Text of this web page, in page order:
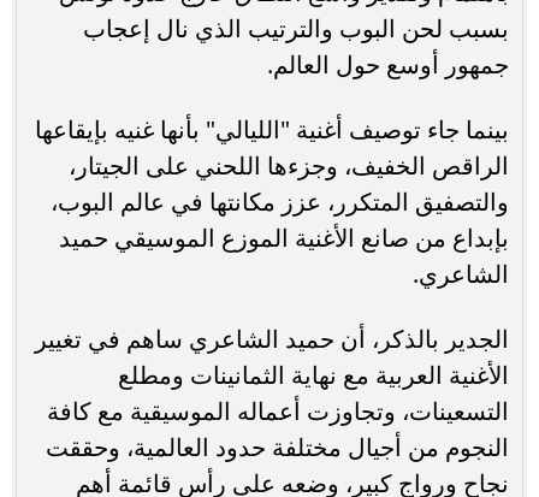
بسبب لحن البوب والترتيب الذي نال إعجاب
جمهور أوسع حول العالم.
بينما جاء توصيف أغنية "الليالي" بأنها غنيه بإيقاعها
الراقص الخفيف، وجزءها اللحني على الجيتار،
والتصفيق المتكرر، عزز مكانتها في عالم البوب،
بإبداع من صانع الأغنية الموزع الموسيقي حميد
الشاعري.
الجدير بالذكر، أن حميد الشاعري ساهم في تغيير
الأغنية العربية مع نهاية الثمانينات ومطلع
التسعينات، وتجاوزت أعماله الموسيقية مع كافة
النجوم من أجيال مختلفة حدود العالمية، وحققت
نجاح ورواج كبير، وضعه على رأس قائمة أهم